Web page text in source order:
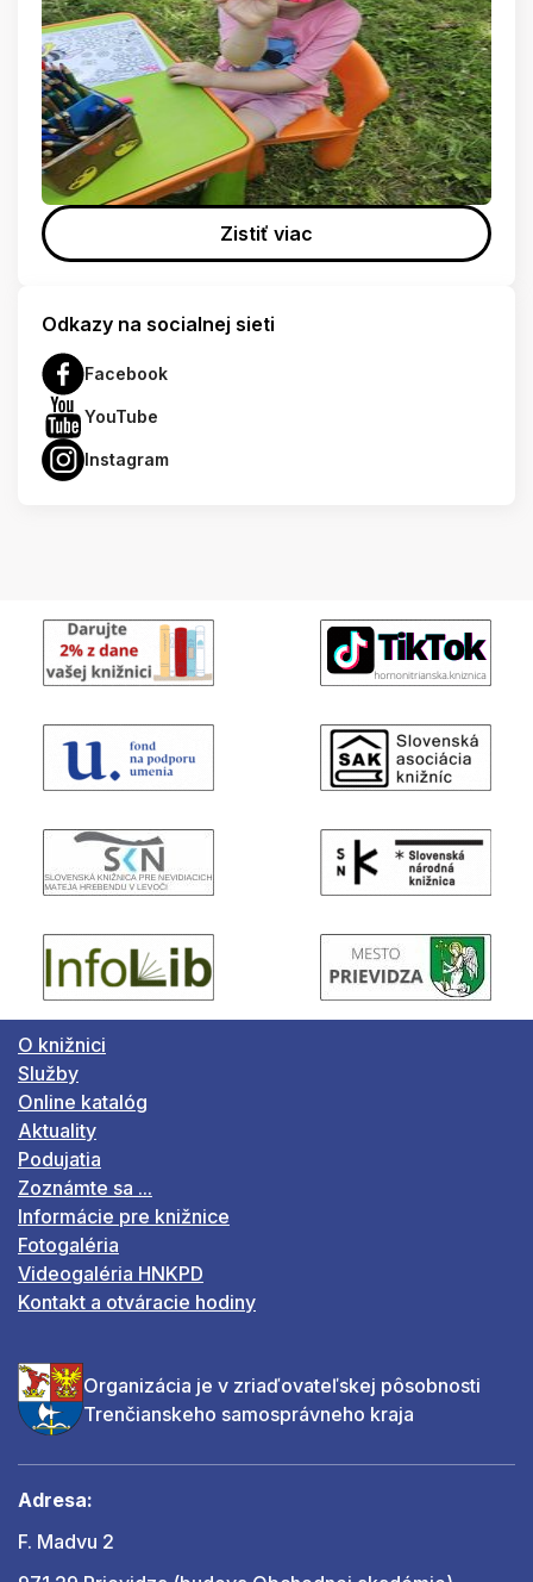
Zistiť viac
Odkazy na socialnej sieti
Facebook
YouTube
Instagram
O knižnici
Služby
Online katalóg
Aktuality
Podujatia
Zoznámte sa ...
Informácie pre knižnice
Fotogaléria
Videogaléria HNKPD
Kontakt a otváracie hodiny
Organizácia je v zriaďovateľskej pôsobnosti
Trenčianskeho samosprávneho kraja
Adresa:
F. Madvu 2